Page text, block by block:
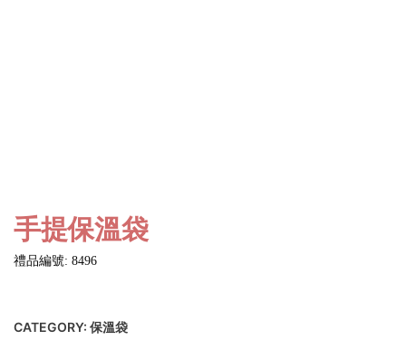
手提保溫袋
禮品編號: 8496
CATEGORY: 保溫袋